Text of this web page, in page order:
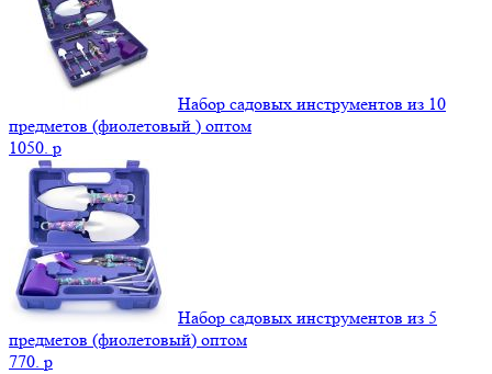
Набор садовых инструментов из 10
предметов (фиолетовый ) оптом
1050. p
Набор садовых инструментов из 5
предметов (фиолетовый) оптом
770. p